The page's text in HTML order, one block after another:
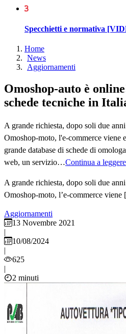
3
Specchietti e normativa
Home
News
Aggiornamenti
Omoshop-auto è online! Lo store n.1 di
schede tecniche in
A grande richiesta, dopo soli due
Omoshop-moto, l'e-commerce viene
grande database di schede di
web, un servizio…Continua a leggere
A grande richiesta, dopo soli due
Omoshop-moto, l’e-commerce
Aggiornamenti
13 Novembre 2021
|
10/08/2024
|
625
|
2 minuti